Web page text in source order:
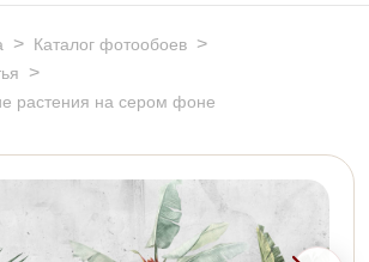
> Каталог фотообоев >
>
растения на сером фоне